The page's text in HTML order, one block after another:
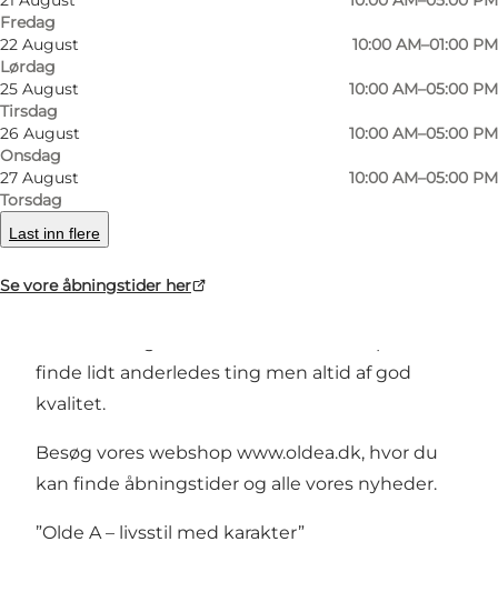
Fredag
22 August
Lørdag
10:00 AM–01:00 PM
25 August
Tirsdag
10:00 AM–05:00 PM
26 August
Onsdag
10:00 AM–05:00 PM
27 August
Torsdag
10:00 AM–05:00 PM
Last inn flere
Se vore åbningstider her
Bilde
Olde A er en lille hyggelig livsstilsbutik, der
åbnede dørene i en af de gamle
finde lidt anderledes ting men altid af god
kvalitet.
Besøg vores webshop www.oldea.dk, hvor du
kan finde åbningstider og alle vores nyheder.
”Olde A – livsstil med karakter”